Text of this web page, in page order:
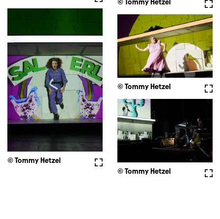
© Tommy Hetzel
Fullscreen
© Tommy Hetzel
© Tommy Hetzel
© Tommy Hetzel